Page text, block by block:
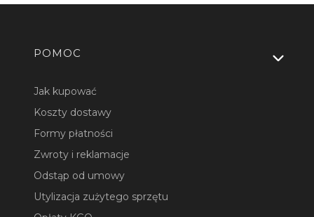
Linki w stopce
POMOC
Jak kupować
Koszty dostawy
Formy płatności
Zwroty i reklamacje
Odstąp od umowy
Utylizacja zużytego sprzętu